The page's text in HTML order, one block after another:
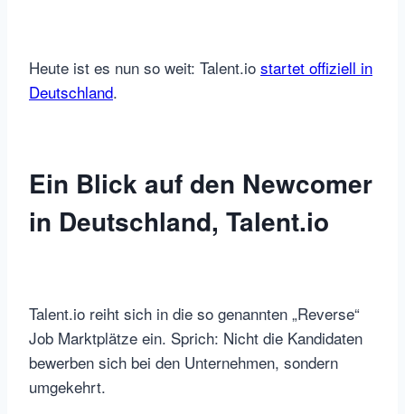
Heute ist es nun so weit: Talent.io startet offiziell in
Deutschland.
Ein Blick auf den Newcomer
in Deutschland, Talent.io
Talent.io reiht sich in die so genannten „Reverse“
Job Marktplätze ein. Sprich: Nicht die Kandidaten
bewerben sich bei den Unternehmen, sondern
umgekehrt.